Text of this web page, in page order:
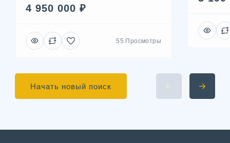
4 950 000 ₽
55 Просмотры
Начать новый поиск